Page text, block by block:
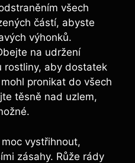
všech
částí, abyste
výhonků.
na udržení
rostliny, aby dostatek
pronikat do všech
těsně nad uzlem,
vystřihnout,
zásahy. Růže rády